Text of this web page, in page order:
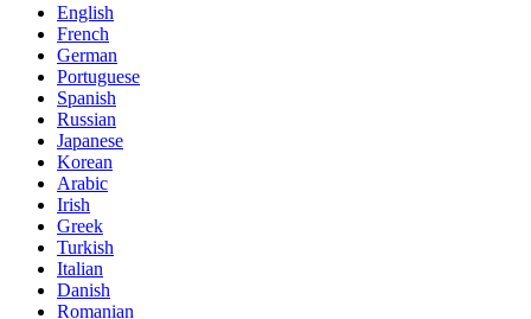
English
French
German
Portuguese
Spanish
Russian
Japanese
Korean
Arabic
Irish
Greek
Turkish
Italian
Danish
Romanian